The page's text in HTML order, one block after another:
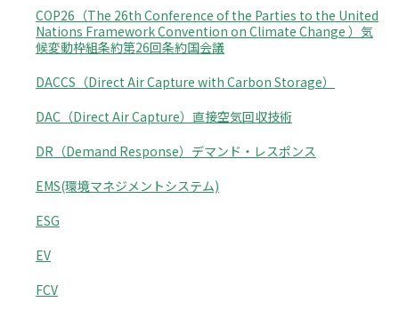
COP26（The 26th Conference of the Parties to the United
Nations Framework Convention on Climate Change ）気
候変動枠組条約第26回条約国会議
DACCS（Direct Air Capture with Carbon Storage）
DAC（Direct Air Capture）直接空気回収技術
DR（Demand Response）デマンド・レスポンス
EMS(環境マネジメントシステム)
ESG
EV
FCV